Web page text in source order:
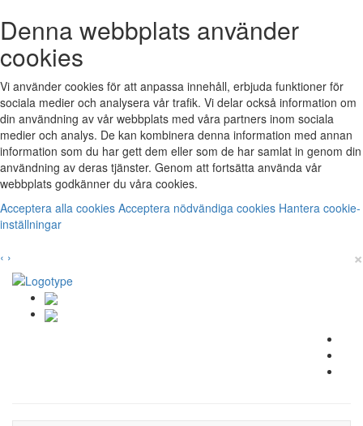
Denna webbplats använder
cookies
Vi använder cookies för att anpassa innehåll, erbjuda funktioner för
sociala medier och analysera vår trafik. Vi delar också information om
din användning av vår webbplats med våra partners inom sociala
medier och analys. De kan kombinera denna information med annan
information som du har gett dem eller som de har samlat in genom din
användning av deras tjänster. Genom att fortsätta använda vår
webbplats godkänner du våra cookies.
Acceptera alla cookies Acceptera nödvändiga cookies Hantera cookie-
inställningar
‹ › ×